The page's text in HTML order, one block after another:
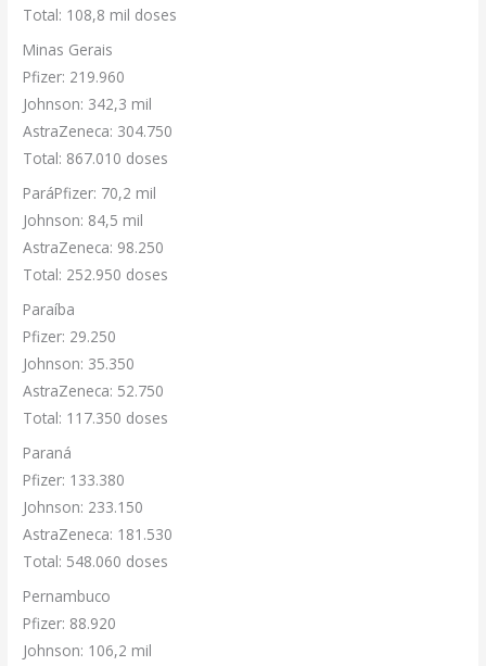
Total: 108,8 mil doses
Minas Gerais
Pfizer: 219.960
Johnson: 342,3 mil
AstraZeneca: 304.750
Total: 867.010 doses
ParáPfizer: 70,2 mil
Johnson: 84,5 mil
AstraZeneca: 98.250
Total: 252.950 doses
Paraíba
Pfizer: 29.250
Johnson: 35.350
AstraZeneca: 52.750
Total: 117.350 doses
Paraná
Pfizer: 133.380
Johnson: 233.150
AstraZeneca: 181.530
Total: 548.060 doses
Pernambuco
Pfizer: 88.920
Johnson: 106,2 mil